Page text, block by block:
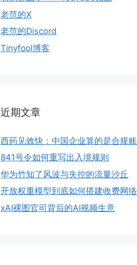
老范的X
老范的Discord
Tinyfool博客
近期文章
西药见效快：中国企业算的是合规账
841号令如何重写出入境规则
华为竹知了风波与失控的流量沙丘
开放权重模型到底如何搭建收费网络
xAI裸图官司背后的AI视频生意